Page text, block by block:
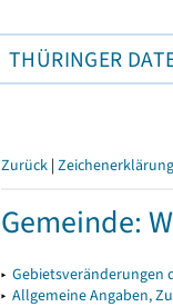
THÜRINGER
Zurück |
Gemeinde:
▸ Gebietsveränderungen
▸ Allgemeine Angaben,